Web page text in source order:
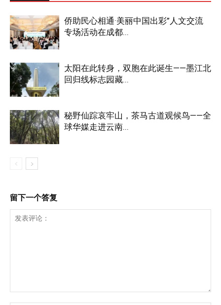
侨助民心相通·美丽中国出彩”人文交流
专场活动在成都...
太阳在此转身，双胞在此诞生——墨江北
回归线标志园藏...
秘野仙踪哀牢山，茶马古道观候鸟——全
球华媒走进云南...
留下一个答复